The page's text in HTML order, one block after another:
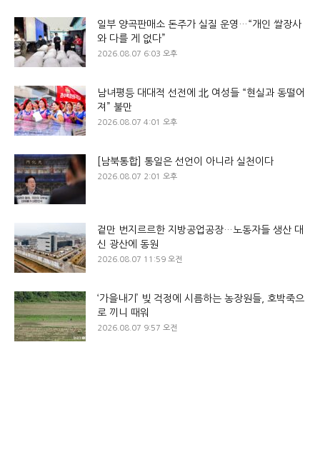
일부 양곡판매소 돈주가 실질 운영…“개인 쌀장사
와 다를 게 없다”
2026.08.07 6:03 오후
남녀평등 대대적 선전에 北 여성들 “현실과 동떨어
져” 불만
2026.08.07 4:01 오후
[남북통합] 통일은 선언이 아니라 실천이다
2026.08.07 2:01 오후
겉만 번지르르한 지방공업공장…노동자들 생산 대
신 광산에 동원
2026.08.07 11:59 오전
‘가을내기’ 빚 걱정에 시름하는 농장원들, 호박죽으
로 끼니 때워
2026.08.07 9:57 오전